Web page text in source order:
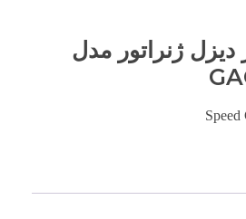
دیزل ژنراتور مدل